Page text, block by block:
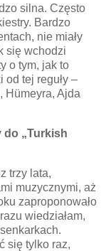
silna. Często
Bardzo
nie miały
się wchodzi
o tym, jak to
od tej reguły –
Hümeyra, Ajda
do „Turkish
trzy lata,
muzycznymi, aż
zaproponowało
wiedziałam,
się tylko raz,